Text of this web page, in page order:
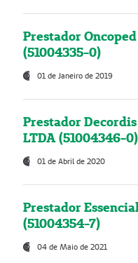
Prestador
(51004335-0)
01 de Janeiro de 2019
Prestador
LTDA (51004346-0)
01 de Abril de 2020
Prestador
(51004354-7)
04 de Maio de 2021